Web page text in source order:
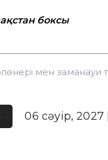
боксы
мен заманауи
06 сәуір, 2027